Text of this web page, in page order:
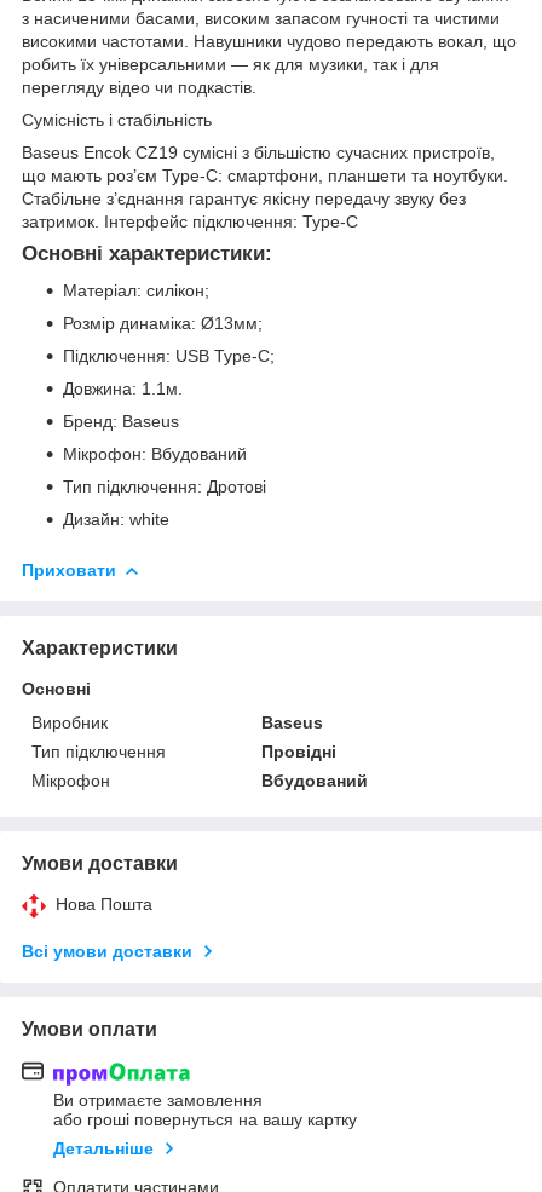
з насиченими басами, високим запасом гучності та чистими
високими частотами. Навушники чудово передають вокал, що
робить їх універсальними — як для музики, так і для
перегляду відео чи подкастів.
Сумісність і стабільність
Baseus Encok CZ19 сумісні з більшістю сучасних пристроїв,
що мають роз’єм Type-C: смартфони, планшети та ноутбуки.
Стабільне з’єднання гарантує якісну передачу звуку без
затримок. Інтерфейс підключення: Type-С
Основні характеристики:
Матеріал: силікон;
Розмір динаміка: Ø13мм;
Підключення: USB Type-C;
Довжина: 1.1м.
Бренд: Baseus
Мікрофон: Вбудований
Тип підключення: Дротові
Дизайн: white
Приховати
Характеристики
Основні
Виробник
Baseus
Тип підключення
Провідні
Мікрофон
Вбудований
Умови доставки
Нова Пошта
Всі умови доставки
Умови оплати
Ви отримаєте замовлення
або гроші повернуться на вашу картку
Детальніше
Оплатити частинами